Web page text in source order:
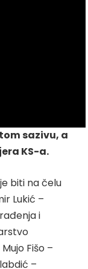
sazivu, a
KS-a.
biti na čelu
Lukić –
i
Fišo –
–